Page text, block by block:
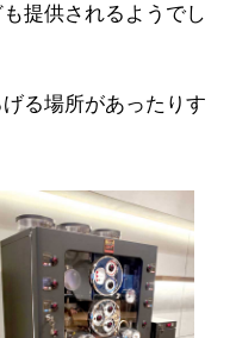
提供されるようでし
る場所があったりす